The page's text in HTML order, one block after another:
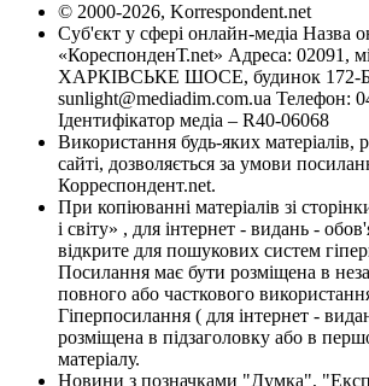
© 2000-2026, Korrespondent.net
Суб'єкт у сфері онлайн-медіа Назва
«КореспонденТ.net» Адреса: 02091,
ХАРКІВСЬКЕ ШОСЕ, будинок 172-Б,
sunlight@mediadim.com.ua Телефон:
Ідентифікатор медіа – R40-06068
Використання будь-яких матеріалів,
сайті, дозволяється за умови
Корреспондент.net.
При копіюванні матеріалів зі
і світу» , для інтернет - видань -
відкрите для пошукових систем
Посилання має бути розміщена в
повного або часткового
Гіперпосилання ( для інтернет -
розміщена в підзаголовку або в
матеріалу.
Новини з позначками "Думка",